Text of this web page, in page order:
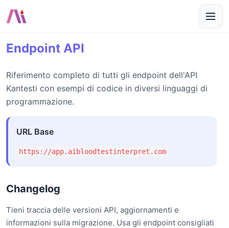
Endpoint API
Riferimento completo di tutti gli endpoint dell'API
Kantesti con esempi di codice in diversi linguaggi di
programmazione.
URL Base
https://app.aibloodtestinterpret.com
Changelog
Tieni traccia delle versioni API, aggiornamenti e
informazioni sulla migrazione. Usa gli endpoint consigliati